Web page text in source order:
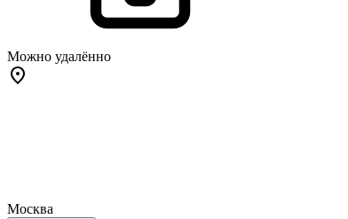
Можно удалённо
Москва